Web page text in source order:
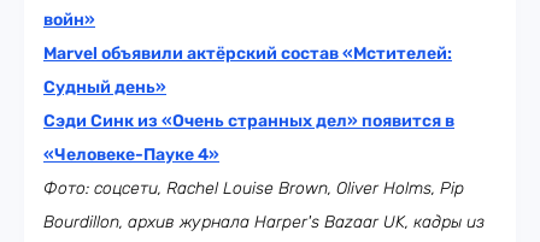
войн»
Marvel объявили актёрский состав «Мстителей:
Судный день»
Сэди Синк из «Очень странных дел» появится в
«Человеке-Пауке 4»
Фото: соцсети, Rachel Louise Brown, Oliver Holms, Pip
Bourdillon, архив журнала Harper's Bazaar UK, кадры из